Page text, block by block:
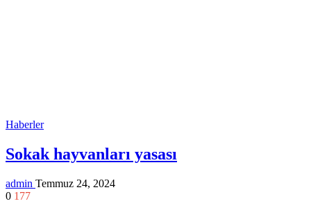
Haberler
Sokak hayvanları yasası
admin Temmuz 24, 2024
0 177